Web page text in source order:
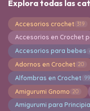
Explora todas las
Accesorios crochet 319
Accesorios en Crochet
Accesorios para bebes
Adornos en Crochet 20
Alfombras en Crochet 99
Amigurumi Gnomo 20
Amigurumi para